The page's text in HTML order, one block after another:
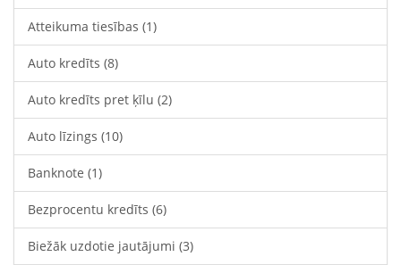
Atteikuma tiesības (1)
Auto kredīts (8)
Auto kredīts pret ķīlu (2)
Auto līzings (10)
Banknote (1)
Bezprocentu kredīts (6)
Biežāk uzdotie jautājumi (3)